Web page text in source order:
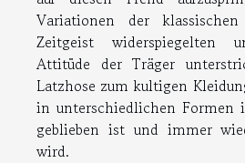
Variationen der
Zeitgeist widerspiegelten
Attitüde der Träger
Latzhose zum kultigen
in unterschiedlichen Formen
geblieben ist und immer
wird.